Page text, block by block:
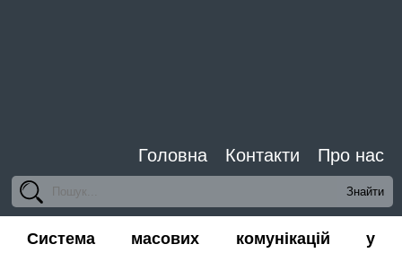
Головна Контакти Про нас
Система масових комунікацій у